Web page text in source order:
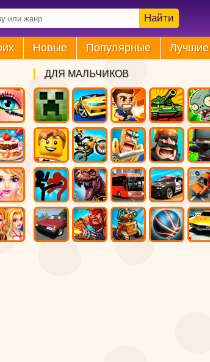
Найти
Новые Популярные Лучшие
ДЛЯ МАЛЬЧИКОВ